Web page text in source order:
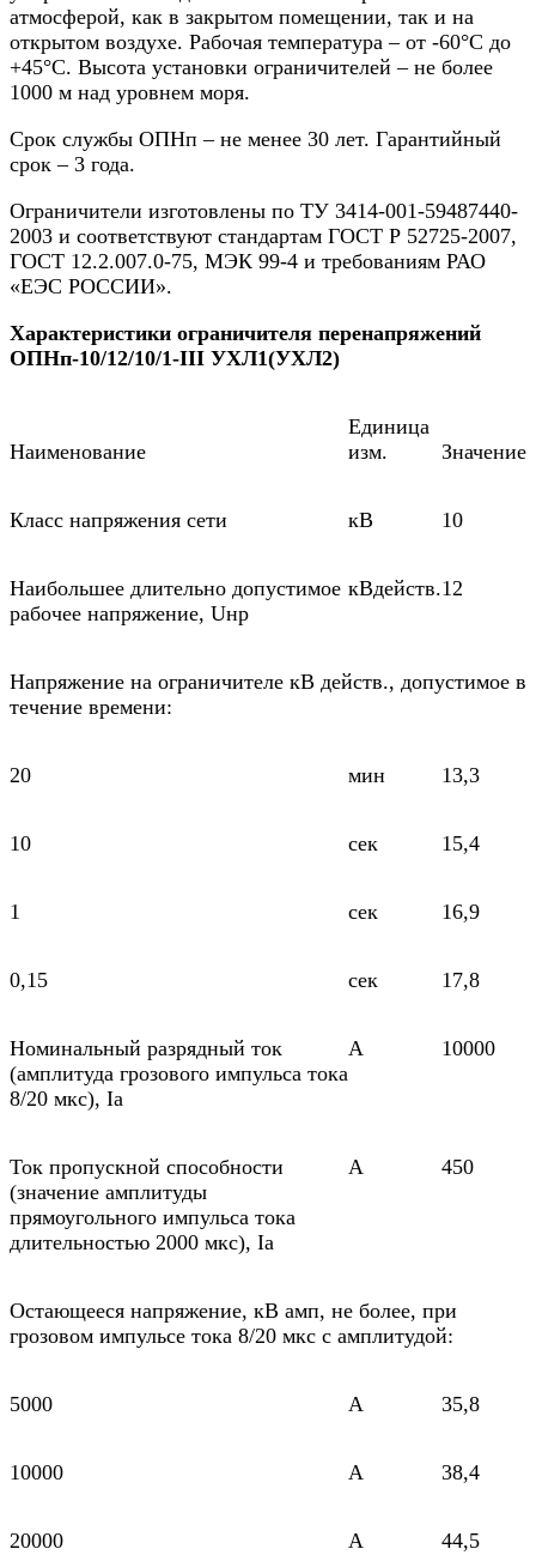
атмосферой, как в закрытом помещении, так и на
открытом воздухе. Рабочая температура – от -60°С до
+45°С. Высота установки ограничителей – не более
1000 м над уровнем моря.
Срок службы ОПНп – не менее 30 лет. Гарантийный
срок – 3 года.
Ограничители изготовлены по ТУ 3414-001-59487440-
2003 и соответствуют стандартам ГОСТ Р 52725-2007,
ГОСТ 12.2.007.0-75, МЭК 99-4 и требованиям РАО
«ЕЭС РОССИИ».
Характеристики ограничителя перенапряжений
ОПНп-10/12/10/1-III УХЛ1(УХЛ2)
Наименование
Единица
изм.
Значение
Класс напряжения сети кВ 10
Наибольшее длительно допустимое
рабочее напряжение, Uнр
кВдейств.12
Напряжение на ограничителе кВ действ., допустимое в
течение времени:
20 мин 13,3
10 сек 15,4
1 сек 16,9
0,15 сек 17,8
Номинальный разрядный ток
(амплитуда грозового импульса тока
8/20 мкс), Iа
А 10000
Ток пропускной способности
(значение амплитуды
прямоугольного импульса тока
длительностью 2000 мкс), Iа
А 450
Остающееся напряжение, кВ амп, не более, при
грозовом импульсе тока 8/20 мкс с амплитудой:
5000 A 35,8
10000 A 38,4
20000 A 44,5